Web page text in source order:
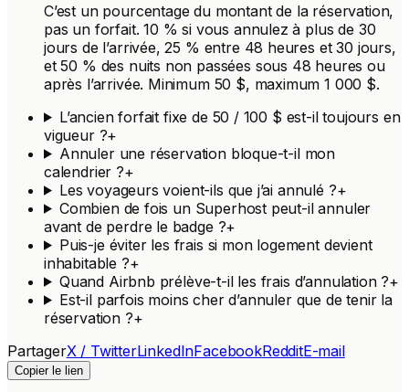
C’est un pourcentage du montant de la réservation,
pas un forfait. 10 % si vous annulez à plus de 30
jours de l’arrivée, 25 % entre 48 heures et 30 jours,
et 50 % des nuits non passées sous 48 heures ou
après l’arrivée. Minimum 50 $, maximum 1 000 $.
L’ancien forfait fixe de 50 / 100 $ est-il toujours en
vigueur ?+
Annuler une réservation bloque-t-il mon
calendrier ?+
Les voyageurs voient-ils que j’ai annulé ?+
Combien de fois un Superhost peut-il annuler
avant de perdre le badge ?+
Puis-je éviter les frais si mon logement devient
inhabitable ?+
Quand Airbnb prélève-t-il les frais d’annulation ?+
Est-il parfois moins cher d’annuler que de tenir la
réservation ?+
PartagerX / TwitterLinkedInFacebookRedditE-mail
Copier le lien